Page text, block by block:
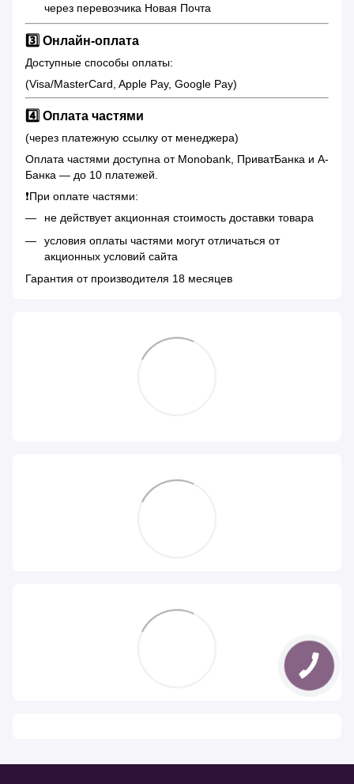
через перевозчика Новая Почта
3️⃣ Онлайн-оплата
Доступные способы оплаты:
(Visa/MasterCard, Apple Pay, Google Pay)
4️⃣ Оплата частями
(через платежную ссылку от менеджера)
Оплата частями доступна от Monobank, ПриватБанка и А-
Банка — до 10 платежей.
❗️При оплате частями:
не действует акционная стоимость доставки товара
условия оплаты частями могут отличаться от
акционных условий сайта
Гарантия от производителя 18 месяцев